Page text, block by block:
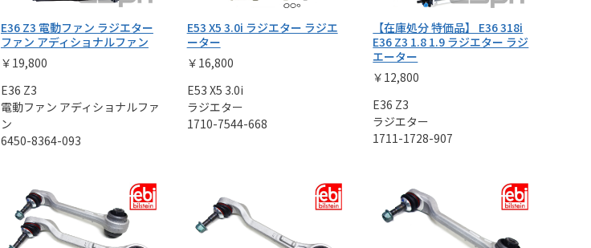
E36 Z3 電動ファン ラジエター
ファン アディショナルファン
￥19,800
E36 Z3
電動ファン アディショナルファ
ン
6450-8364-093
E53 X5 3.0i ラジエター ラジエ
ーター
￥16,800
E53 X5 3.0i
ラジエター
1710-7544-668
【在庫処分 特価品】 E36 318i
E36 Z3 1.8 1.9 ラジエター ラジ
エーター
￥12,800
E36 Z3
ラジエター
1711-1728-907